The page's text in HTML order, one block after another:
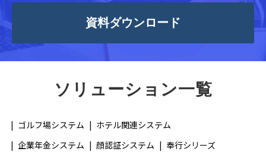
資料ダウンロード
ソリューション一覧
ゴルフ場システム
ホテル関連システム
企業年金システム
顔認証システム
奉行シリーズ